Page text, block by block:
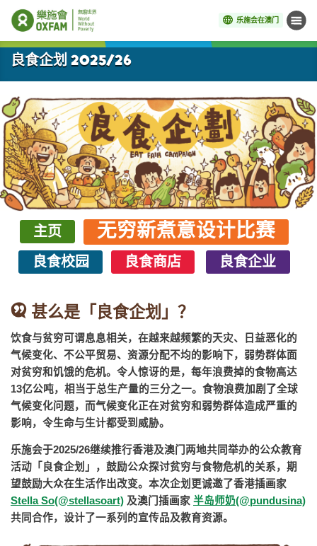
乐施会在澳门 菜单
开始主要内容
良食企划 2025/26
主页 无穷新煮意设计比赛
良食校园 良食商店 良食企业
甚么是「良食企划」？
饮食与贫穷可谓息息相关，在越来越频繁的天灾、日益恶化的
气候变化、不公平贸易、资源分配不均的影响下，弱势群体面
对贫穷和饥饿的危机。令人惊讶的是，每年浪费掉的食物高达
13亿公吨，相当于总生产量的三分之一。食物浪费加剧了全球
气候变化问题，而气候变化正在对贫穷和弱势群体造成严重的
影响，令生命与生计都受到威胁。
乐施会于2025/26继续推行香港及澳门两地共同举办的公众教育
活动「良食企划」，鼓励公众探讨贫穷与食物危机的关系，期
望鼓励大众在生活作出改变。本次企划更诚邀了香港插画家
Stella So(@stellasoart) 及澳门插画家 半岛师奶(@pundusina)
共同合作，设计了一系列的宣传品及教育资源。